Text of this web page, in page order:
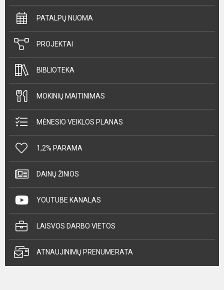
PATALPŲ NUOMA
PROJEKTAI
BIBLIOTEKA
MOKINIŲ MAITINIMAS
MĖNESIO VEIKLOS PLANAS
1,2% PARAMA
DAINŲ ŽINIOS
YOUTUBE KANALAS
LAISVOS DARBO VIETOS
ATNAUJINIMŲ PRENUMERATA